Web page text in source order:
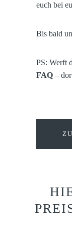
euch bei
Bis bald
PS: Werft
FAQ –